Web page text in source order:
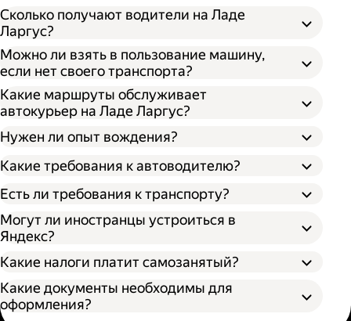
Сколько получают водители на Ладе
Ларгус?
Можно ли взять в пользование машину,
если нет своего транспорта?
Какие маршруты обслуживает
автокурьер на Ладе Ларгус?
Нужен ли опыт вождения?
Какие требования к автоводителю?
Есть ли требования к транспорту?
Могут ли иностранцы устроиться в
Яндекс?
Какие налоги платит самозанятый?
Какие документы необходимы для
оформления?